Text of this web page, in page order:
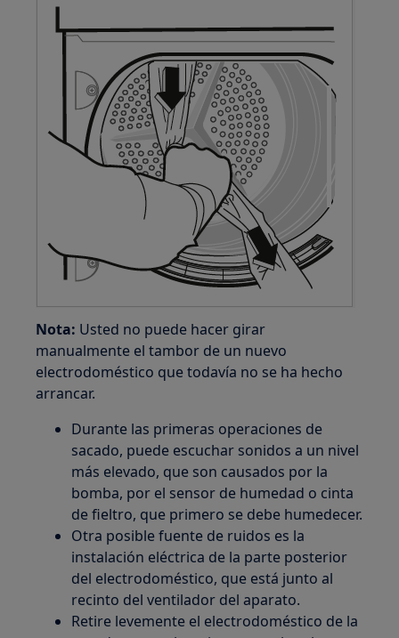
Nota: Usted no puede hacer girar
manualmente el tambor de un nuevo
electrodoméstico que todavía no se ha hecho
arrancar.
Durante las primeras operaciones de
sacado, puede escuchar sonidos a un nivel
más elevado, que son causados por la
bomba, por el sensor de humedad o cinta
de fieltro, que primero se debe humedecer.
Otra posible fuente de ruidos es la
instalación eléctrica de la parte posterior
del electrodoméstico, que está junto al
recinto del ventilador del aparato.
Retire levemente el electrodoméstico de la